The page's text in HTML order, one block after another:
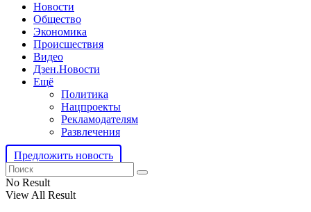
Новости
Общество
Экономика
Происшествия
Видео
Дзен.Новости
Ещё
Политика
Нацпроекты
Рекламодателям
Развлечения
Предложить новость
No Result
View All Result